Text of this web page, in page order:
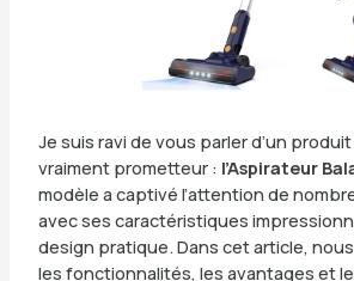
Je suis ravi de vous parler d’un
vraiment prometteur : l’Aspirateur
modèle a captivé l’attention de
avec ses caractéristiques
design pratique. Dans cet article,
les fonctionnalités, les avantages et